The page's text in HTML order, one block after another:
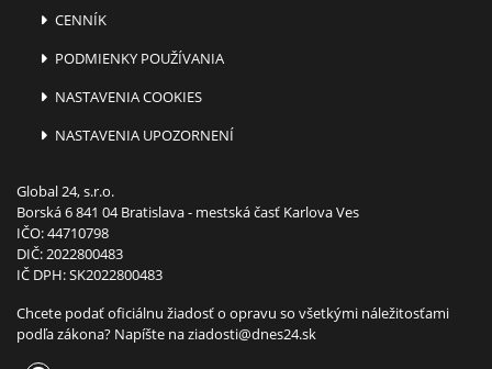
CENNÍK
PODMIENKY POUŽÍVANIA
NASTAVENIA COOKIES
NASTAVENIA UPOZORNENÍ
Global 24, s.r.o.
Borská 6 841 04 Bratislava - mestská časť Karlova Ves
IČO: 44710798
DIČ: 2022800483
IČ DPH: SK2022800483
Chcete podať oficiálnu žiadosť o opravu so všetkými náležitosťami
podľa zákona? Napíšte naziadosti@dnes24.sk